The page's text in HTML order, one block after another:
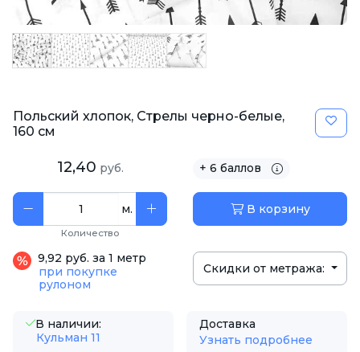
Польский хлопок, Стрелы черно-белые,
160 см
12,40 руб. + 6 баллов
м.
Количество
В корзину
9,92 руб. за 1 метр
при покупке
рулоном
Скидки от метража:
В наличии:
Кульман 11
Доставка
Узнать подробнее